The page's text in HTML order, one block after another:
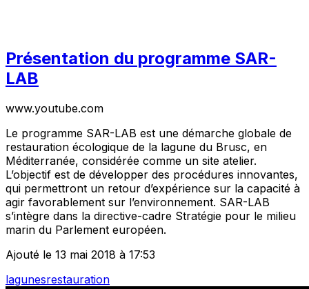
Présentation du programme SAR-
LAB
www.youtube.com
Le programme SAR-LAB est une démarche globale de
restauration écologique de la lagune du Brusc, en
Méditerranée, considérée comme un site atelier.
L’objectif est de développer des procédures innovantes,
qui permettront un retour d’expérience sur la capacité à
agir favorablement sur l’environnement. SAR-LAB
s’intègre dans la directive-cadre Stratégie pour le milieu
marin du Parlement européen.
Ajouté le 13 mai 2018 à 17:53
lagunesrestauration